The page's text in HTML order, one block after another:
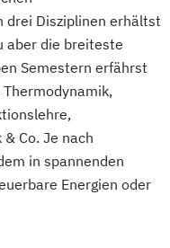
drei Disziplinen erhältst
aber die breiteste
Semestern erfährst
Co. Je nach
in spannenden
Energien oder